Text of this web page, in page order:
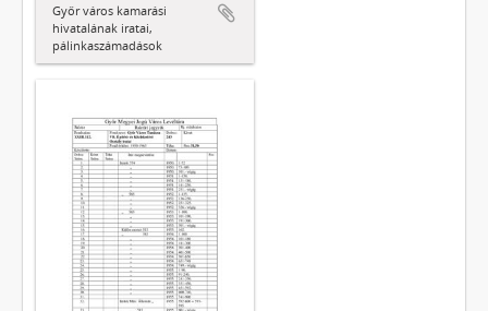
Győr város kamarási
hivatalának iratai,
pálinkaszámadások